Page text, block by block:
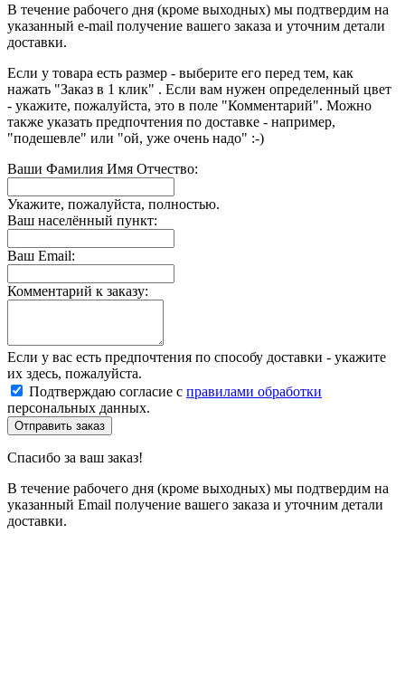
В течение рабочего дня (кроме выходных) мы подтвердим на
указанный e-mail получение вашего заказа и уточним детали
доставки.
Если у товара есть размер - выберите его перед тем, как
нажать "Заказ в 1 клик" . Если вам нужен определенный цвет
- укажите, пожалуйста, это в поле "Комментарий". Можно
также указать предпочтения по доставке - например,
"подешевле" или "ой, уже очень надо" :-)
Ваши Фамилия Имя Отчество:
Укажите, пожалуйста, полностью.
Ваш населённый пункт:
Ваш Email:
Комментарий к заказу:
Если у вас есть предпочтения по способу доставки - укажите
их здесь, пожалуйста.
Подтверждаю согласие с правилами обработки
персональных данных.
Отправить заказ
Спасибо за ваш заказ!
В течение рабочего дня (кроме выходных) мы подтвердим на
указанный Email получение вашего заказа и уточним детали
доставки.